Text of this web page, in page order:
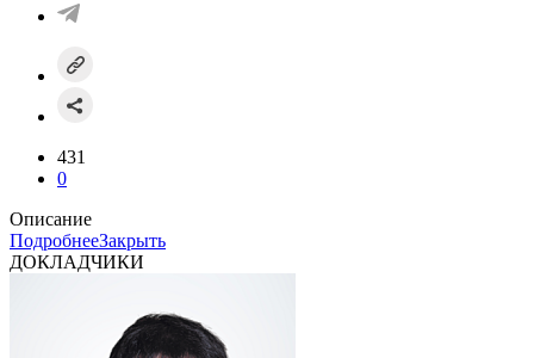
431
0
Описание
ПодробнееЗакрыть
ДОКЛАДЧИКИ